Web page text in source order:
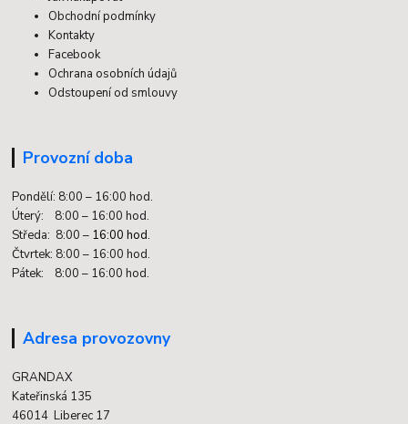
Obchodní podmínky
Kontakty
Facebook
Ochrana osobních údajů
Odstoupení od smlouvy
Provozní doba
Pondělí: 8:00 – 16:00 hod.
Úterý: 8:00 – 16:00 hod.
Středa: 8:00 – 16:00 hod.
Čtvrtek: 8:00 – 16:00 hod.
Pátek: 8:00 – 16:00 hod.
Adresa provozovny
GRANDAX
Kateřinská 135
46014 Liberec 17